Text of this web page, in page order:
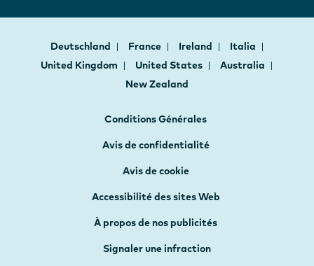
Deutschland France Ireland
Italia
United Kingdom
United States
Australia
New Zealand
Conditions Générales
Avis de confidentialité
Avis de cookie
Accessibilité des sites Web
À propos de nos publicités
Signaler une infraction